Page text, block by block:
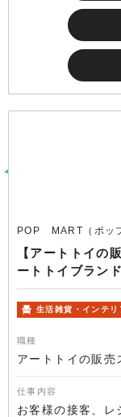
POP MART（ポッ
【アートトイの
ートトイブラン
生活雑貨・インテリ
職種
アートトイの販売
仕事内容
お客様の接客、レ